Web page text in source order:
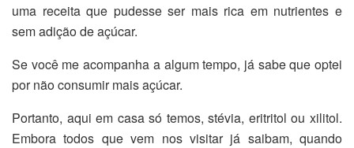
uma receita que pudesse ser mais rica em nutrientes e
sem adição de açúcar.
Se você me acompanha a algum tempo, já sabe que optei
por não consumir mais açúcar.
Portanto, aqui em casa só temos, stévia, eritritol ou xilitol.
Embora todos que vem nos visitar já saibam, quando